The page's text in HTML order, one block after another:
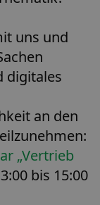
uns und
digitales
an den
„Vertrieb
bis 15:00